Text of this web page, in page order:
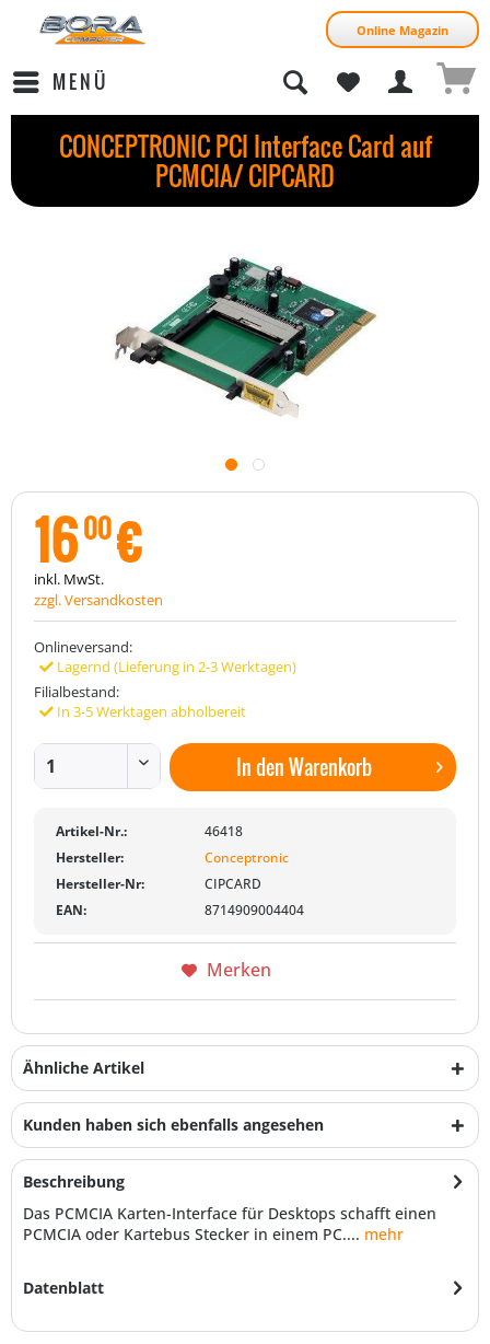
Online Magazin
MENÜ
CONCEPTRONIC PCI Interface Card auf
PCMCIA/ CIPCARD
1600€
inkl. MwSt.
zzgl. Versandkosten
Onlineversand:
Lagernd (Lieferung in 2-3 Werktagen)
Filialbestand:
In 3-5 Werktagen abholbereit
In denWarenkorb
Artikel-Nr.:
46418
Hersteller:
Conceptronic
Hersteller-Nr:
CIPCARD
EAN:
8714909004404
Merken
Ähnliche Artikel
Kunden haben sich ebenfalls angesehen
Beschreibung
Das PCMCIA Karten-Interface für Desktops schafft einen
PCMCIA oder Kartebus Stecker in einem PC.... mehr
Datenblatt